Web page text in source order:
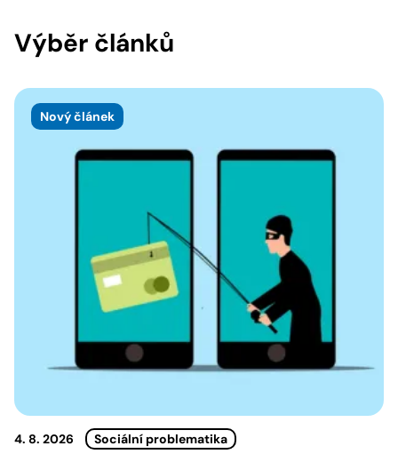
Výběr článků
Nový článek
4. 8. 2026 Sociální problematika